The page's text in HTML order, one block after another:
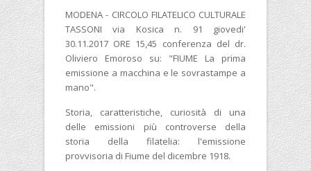
MODENA - CIRCOLO FILATELICO CULTURALE
TASSONI via Kosica n. 91 giovedi'
30.11.2017 ORE 15,45 conferenza del dr.
Oliviero Emoroso su: "FIUME La prima
emissione a macchina e le sovrastampe a
mano".
Storia, caratteristiche, curiosità di una
delle emissioni più controverse della
storia della filatelia: l'emissione
provvisoria di Fiume del dicembre 1918.